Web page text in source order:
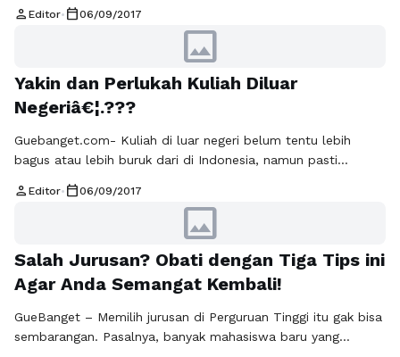
mendaftar sebagai calon penerima beasiswa dari LDPD
tahunnya membuka pendaftaran beasiswa untuk seluruh
Warga Negara Indonesia, tanpa terkecuali. Sasaran pendaftar
dari Beasiswa Pendidikan Indonesia ( BPI ) program Magister
Baca Selengkapnya
person Editor• calendar_today06/09/2017
image
Yakin dan Perlukah Kuliah Diluar
Negeriâ€¦.???
Guebanget.com- Kuliah di luar negeri belum tentu lebih
bagus atau lebih buruk dari di Indonesia, namun pasti
karena “luar negerinya” tapi harus karena pendidikannya.
beasiswa ke luar negeri? Berikut alasan kenapa kamu harus
kuliah di luar negeri. Berikut …Baca Selengkapnya
person Editor• calendar_today06/09/2017
image
Salah Jurusan? Obati dengan Tiga Tips ini
Agar Anda Semangat Kembali!
GueBanget – Memilih jurusan di Perguruan Tinggi itu gak bisa
sembarangan. Pasalnya, banyak mahasiswa baru yang